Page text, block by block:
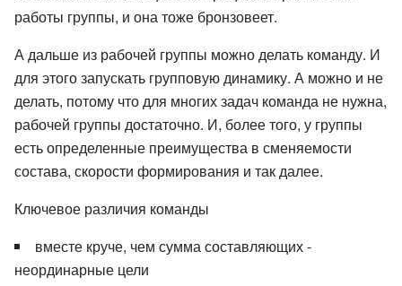
работы группы, и она тоже бронзовеет.
А дальше из рабочей группы можно делать команду. И
для этого запускать групповую динамику. А можно и не
делать, потому что для многих задач команда не нужна,
рабочей группы достаточно. И, более того, у группы
есть определенные преимущества в сменяемости
состава, скорости формирования и так далее.
Ключевое различия команды
вместе круче, чем сумма составляющих -
неординарные цели